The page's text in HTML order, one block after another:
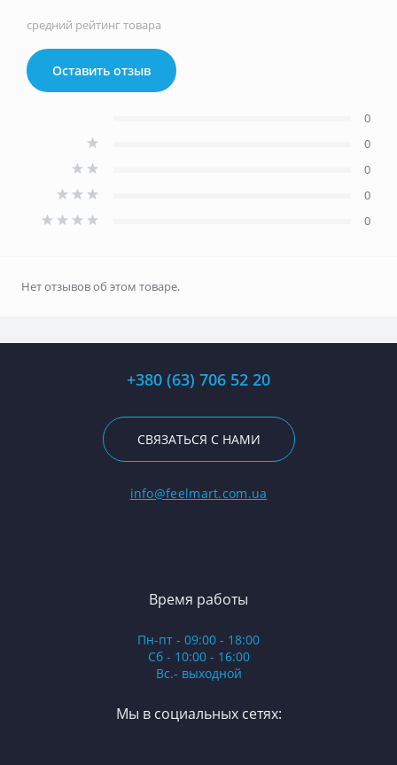
средний рейтинг товара
Оставить отзыв
0
0
0
0
0
Нет отзывов об этом товаре.
+380 (63) 706 52 20
СВЯЗАТЬСЯ С НАМИ
info@feelmart.com.ua
Время работы
Пн-пт - 09:00 - 18:00
Сб - 10:00 - 16:00
Вс.- выходной
Мы в социальных сетях: